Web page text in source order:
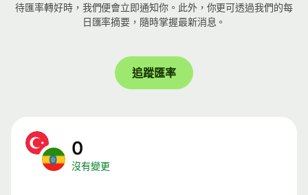
待匯率轉好時，我們便會立即通知你。此外，你更可透過我們的每
日匯率摘要，隨時掌握最新消息。
追蹤匯率
0
沒有變更